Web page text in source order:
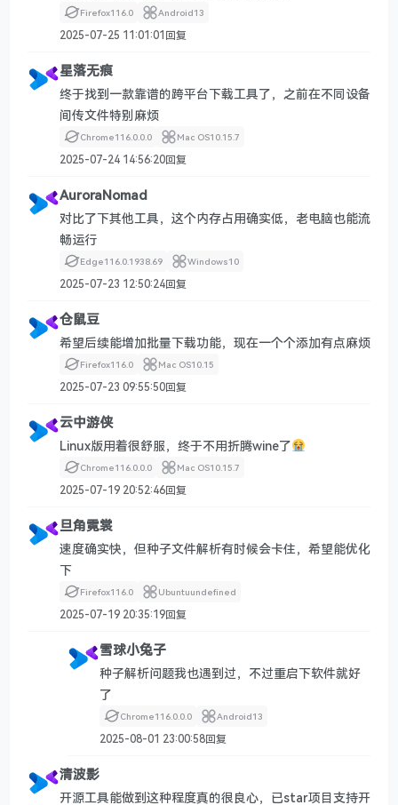
Firefox116.0 Android13
2025-07-25 11:01:01回复
星落无痕
终于找到一款靠谱的跨平台下载工具了，之前在不同设备
间传文件特别麻烦
Chrome116.0.0.0 Mac OS10.15.7
2025-07-24 14:56:20回复
AuroraNomad
对比了下其他工具，这个内存占用确实低，老电脑也能流
畅运行
Edge116.0.1938.69 Windows10
2025-07-23 12:50:24回复
仓鼠豆
希望后续能增加批量下载功能，现在一个个添加有点麻烦
Firefox116.0 Mac OS10.15
2025-07-23 09:55:50回复
云中游侠
Linux版用着很舒服，终于不用折腾wine了
Chrome116.0.0.0 Mac OS10.15.7
2025-07-19 20:52:46回复
旦角霓裳
速度确实快，但种子文件解析有时候会卡住，希望能优化
下
Firefox116.0 Ubuntuundefined
2025-07-19 20:35:19回复
雪球小兔子
种子解析问题我也遇到过，不过重启下软件就好
了
Chrome116.0.0.0 Android13
2025-08-01 23:00:58回复
清波影
开源工具能做到这种程度真的很良心，已star项目支持开